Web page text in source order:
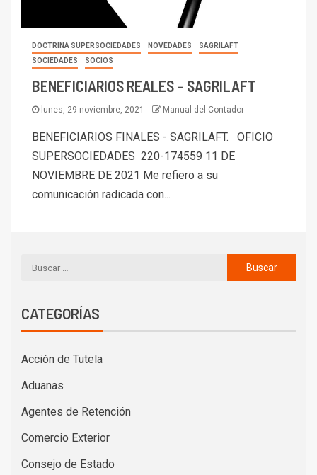
DOCTRINA SUPERSOCIEDADES NOVEDADES
SAGRILAFT
SOCIEDADES
SOCIOS
BENEFICIARIOS REALES – SAGRILAFT
lunes, 29 noviembre, 2021 Manual del Contador
BENEFICIARIOS FINALES - SAGRILAFT. OFICIO
SUPERSOCIEDADES 220-174559 11 DE
NOVIEMBRE DE 2021 Me refiero a su
comunicación radicada con...
CATEGORÍAS
Acción de Tutela
Aduanas
Agentes de Retención
Comercio Exterior
Consejo de Estado